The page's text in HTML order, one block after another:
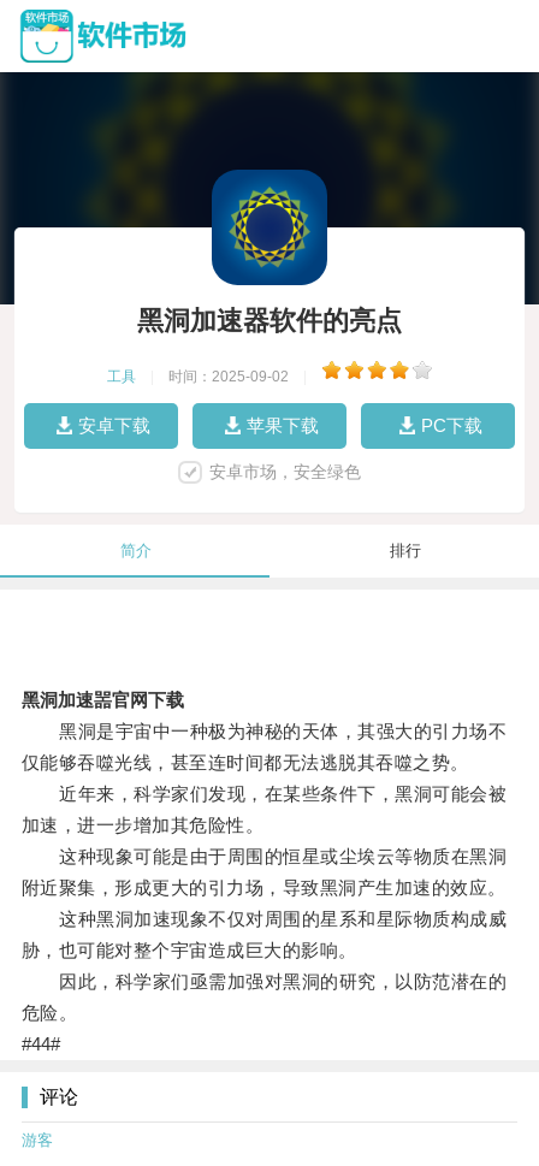
黑洞加速器软件的亮点
工具 时间：2025-09-02
安卓下载 苹果下载 PC下载
安卓市场，安全绿色
简介 排行
黑洞加速噐官网下载
黑洞是宇宙中一种极为神秘的天体，其强大的引力场不
仅能够吞噬光线，甚至连时间都无法逃脱其吞噬之势。
近年来，科学家们发现，在某些条件下，黑洞可能会被
加速，进一步增加其危险性。
这种现象可能是由于周围的恒星或尘埃云等物质在黑洞
附近聚集，形成更大的引力场，导致黑洞产生加速的效应。
这种黑洞加速现象不仅对周围的星系和星际物质构成威
胁，也可能对整个宇宙造成巨大的影响。
因此，科学家们亟需加强对黑洞的研究，以防范潜在的
危险。
#44#
评论
游客